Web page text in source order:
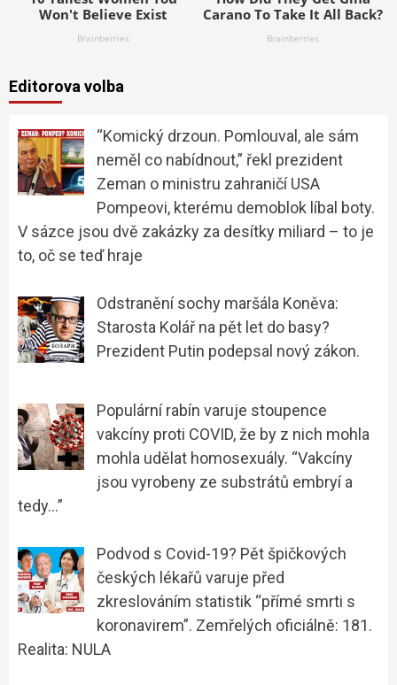
Editorova volba
“Komický drzoun. Pomlouval, ale sám
neměl co nabídnout,” řekl prezident
Zeman o ministru zahraničí USA
Pompeovi, kterému demoblok líbal boty.
V sázce jsou dvě zakázky za desítky miliard – to je
to, oč se teď hraje
Odstranění sochy maršála Koněva:
Starosta Kolář na pět let do basy?
Prezident Putin podepsal nový zákon.
Populární rabín varuje stoupence
vakcíny proti COVID, že by z nich mohla
mohla udělat homosexuály. “Vakcíny
jsou vyrobeny ze substrátů embryí a
tedy…”
Podvod s Covid-19? Pět špičkových
českých lékařů varuje před
zkreslováním statistik “přímé smrti s
koronavirem”. Zemřelých oficiálně: 181.
Realita: NULA